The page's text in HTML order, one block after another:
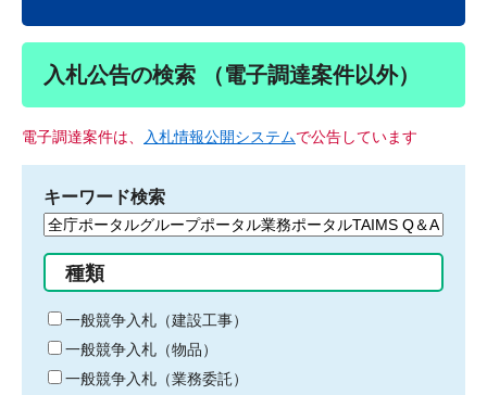
入札公告の検索 （電子調達案件以外）
電子調達案件は、 入札情報公開システムで公告しています
キーワード検索
検
る
キ
ー
ワ
ー
種類
一般競争入札（建設工事）
一般競争入札（物品）
一般競争入札（業務委託）